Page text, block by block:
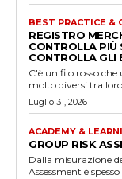
BEST PRACTICE &
REGISTRO
CONTROLLA PIÙ
CONTROLLA GLI
C'è un filo rosso
molto diversi tra
Luglio 31, 2026
ACADEMY &
GROUP RISK
Dalla misurazione del
Assessment è